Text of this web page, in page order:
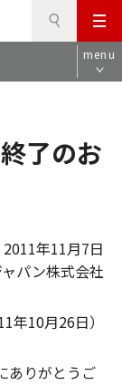
メ
ニ
ュ
menu
了のお
2011年11月7日
パン株式会社
年10月26日）
ありがとうご